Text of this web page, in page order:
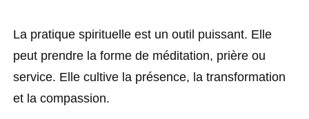
La pratique spirituelle est un outil puissant. Elle
peut prendre la forme de méditation, prière ou
service. Elle cultive la présence, la transformation
et la compassion.